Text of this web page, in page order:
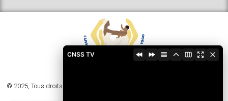
© 2025, Tous droits réservés - Caisse Nationale de Sécurité Sociale du Togo
CNSS TV